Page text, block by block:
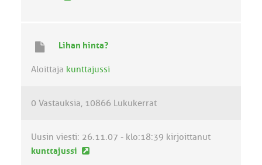
v
s
i
Lihan hinta?
Aloittaja kunttajussi
0 Vastauksia 10866 Lukukerrat
Uusin viesti: 26.11.07 - klo:18:39 kirjoittanut
kunttajussi
U